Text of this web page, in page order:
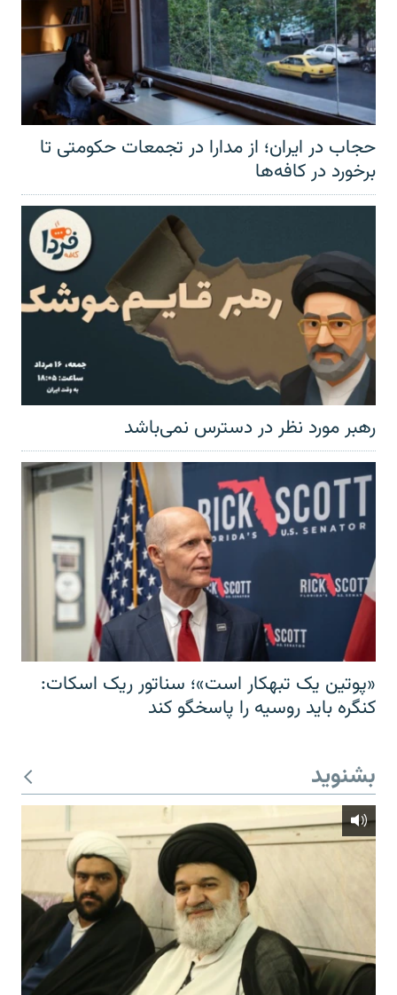
حجاب در ایران؛ از مدارا در تجمعات حکومتی تا
برخورد در کافه‌ها
رهبر مورد نظر در دسترس نمی‌باشد
«پوتین یک تبهکار است»؛ سناتور ریک اسکات:
کنگره باید روسیه را پاسخگو کند
بشنوید